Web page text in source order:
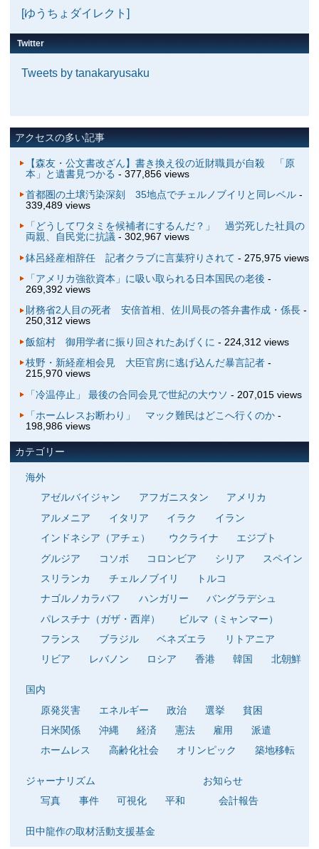
[ゆうちょダイレクト]
Twitter
Tweets by tanakaryusaku
アクセスの多い記事
【森友・公文書改ざん】書き換え役の近財職員が自殺 「原
本」と遺書見つかる - 377,856 views
首都圏の土壌汚染深刻 35地点でチェルノブイリと同レベル-
339,489 views
「どうしてワタミを候補者にするんだ？」 過労死した社員の
両親、自民党に抗議- 302,967 views
鉢呂経産相辞任 記者クラブに言葉狩りされて - 275,975 views
「アメリカ強欲資本」に吸い取られる日本国民の老後 -
269,392 views
財務省2人目の死者 安倍首相、佐川局長の答弁書作成・係長-
250,312 views
飯舘村 御用学者に振り回されたあげくに - 224,312 views
枝野・新経産相会見 大臣官房に逃げ込んだ暴言記者-
215,970 views
「冷温停止」 最後の合同会見で世紀の大ウソ - 207,015 views
「ホームレスお断わり」 マック難民はどこへ行くのか-
198,986 views
カテゴリー
海外
アゼルバイジャン
アフガニスタン
アメリカ
アルメニア
イタリア イラク
イラン
インドネシア（アチェ）
ウクライナ
エジプト
グルジア
コソボ コロンビア シリア
スペイン
スリランカ
チェルノブイリ
トルコ
ナゴルノカラバフ
ハンガリー
バングラデシュ
パレスチナ（ガザ・西岸）
ビルマ（ミャンマー）
フランス
ブラジル ベネズエラ
リトアニア
リビア
レバノン ロシア 香港 韓国 北朝鮮
国内
原発災害
エネルギー 政治 選挙
貧困
日米関係
沖縄 経済 憲法 雇用
派遣
ホームレス
高齢化社会 オリンピック 築地移転
ジャーナリズム
写真
事件 可視化 平和
お知らせ
会計報告
田中龍作の取材活動支援基金